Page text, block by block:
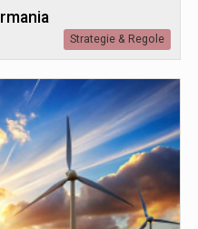
Strategie & Regole